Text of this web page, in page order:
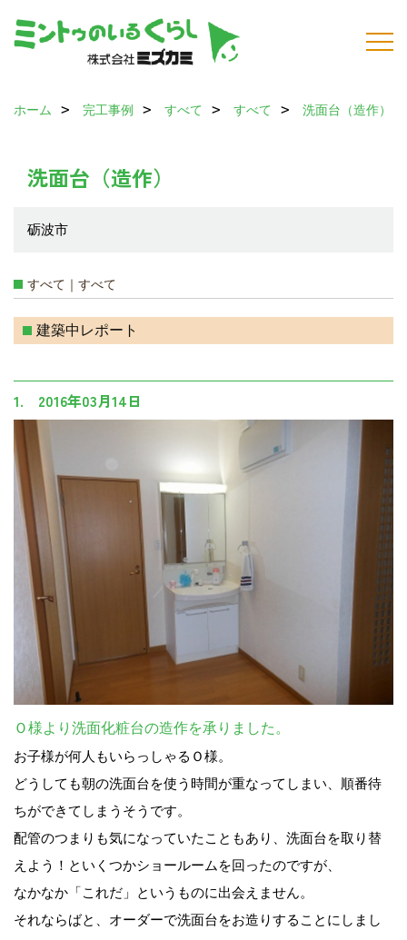
ホーム 完工事例 すべて すべて 洗面台（造作）
洗面台（造作）
砺波市
すべて｜すべて
建築中レポート
1. 2016年03月14日
Ｏ様より洗面化粧台の造作を承りました。
お子様が何人もいらっしゃるＯ様。
どうしても朝の洗面台を使う時間が重なってしまい、順番待
ちができてしまうそうです。
配管のつまりも気になっていたこともあり、洗面台を取り替
えよう！といくつかショールームを回ったのですが、
なかなか「これだ」というものに出会えません。
それならばと、オーダーで洗面台をお造りすることにしまし